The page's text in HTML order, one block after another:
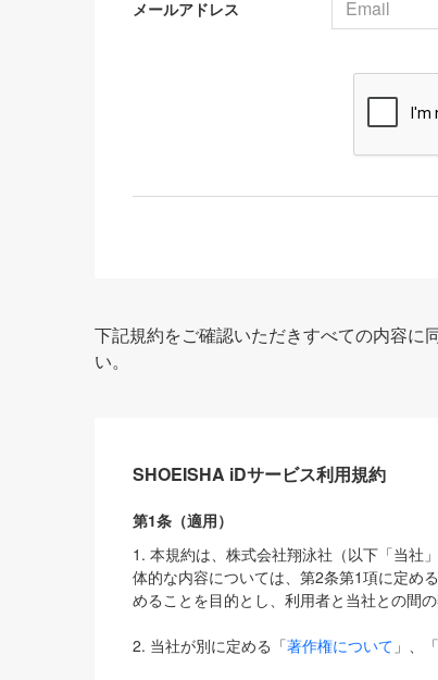
メールアドレス
下記規約をご確認いただきすべての内容に
い。
SHOEISHA iDサービス利用規約
第1条（適用）
1. 本規約は、株式会社翔泳社（以下「当社
体的な内容については、第2条第1項に定め
めることを目的とし、利用者と当社との間の
2. 当社が別に定める「著作権について 」、「